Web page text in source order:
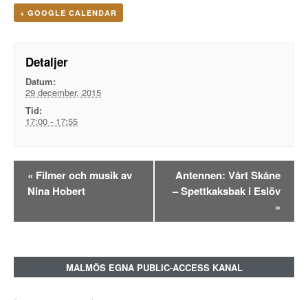
+ GOOGLE CALENDAR
Detaljer
Datum:
29 december, 2015
Tid:
17:00 - 17:55
Evenemangsnavigation
« Filmer och musik av
Nina Hobert
Antennen: Vårt Skåne
– Spettkaksbak i Eslöv
»
MALMÖS EGNA PUBLIC-ACCESS KANAL